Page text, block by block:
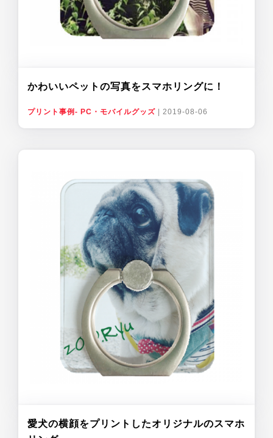
かわいいペットの写真をスマホリングに！
プリント事例- PC・モバイルグッズ 2019-08-06
愛犬の横顔をプリントしたオリジナルのスマホ